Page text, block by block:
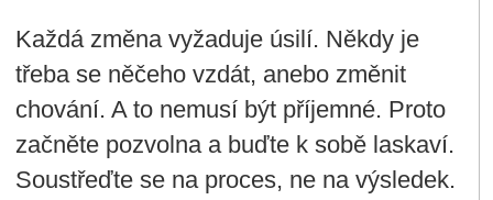
Každá změna vyžaduje úsilí. Někdy je
třeba se něčeho vzdát, anebo změnit
chování. A to nemusí být příjemné. Proto
začněte pozvolna a buďte k sobě laskaví.
Soustřeďte se na proces, ne na výsledek.